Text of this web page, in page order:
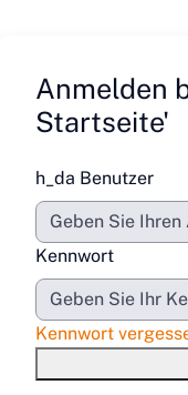
Anmelden
Startseite'
h_da Benutzer
Kennwort
Kennwort